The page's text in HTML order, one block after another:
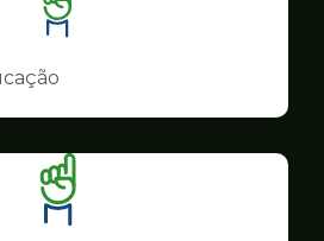
Ilustração
da
pagina
Educação